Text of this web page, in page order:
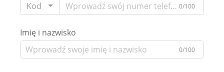
Kod
0/100
Imię i nazwisko
0/100